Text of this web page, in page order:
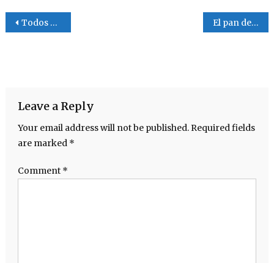
Post navigation
Todos esperamos a Cristo El pan de vida
Leave a Reply
Your email address will not be published. Required fields
are marked *
Comment *